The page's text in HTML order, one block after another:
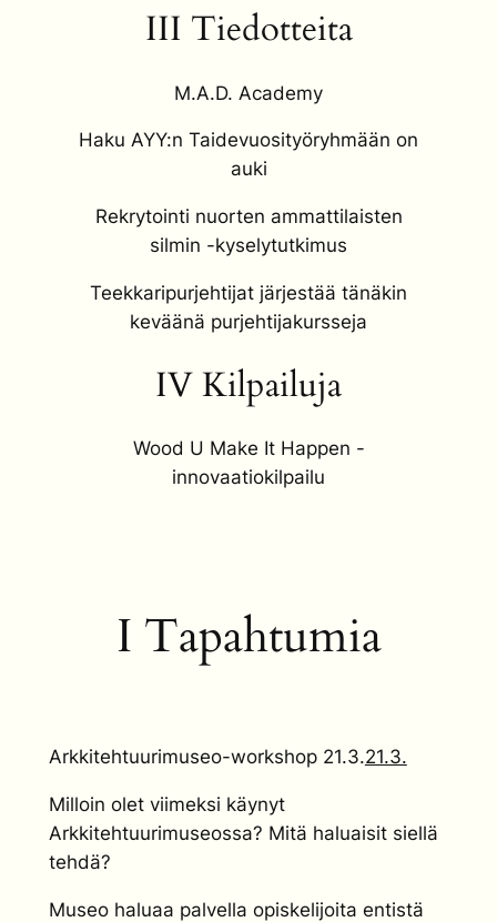
III Tiedotteita
M.A.D. Academy
Haku AYY:n Taidevuosityöryhmään on
auki
Rekrytointi nuorten ammattilaisten
silmin -kyselytutkimus
Teekkaripurjehtijat järjestää tänäkin
keväänä purjehtijakursseja
IV Kilpailuja
Wood U Make It Happen -
innovaatiokilpailu
I Tapahtumia
Arkkitehtuurimuseo-workshop 21.3.21.3.
Milloin olet viimeksi käynyt
Arkkitehtuurimuseossa? Mitä haluaisit siellä
tehdä?
Museo haluaa palvella opiskelijoita entistä